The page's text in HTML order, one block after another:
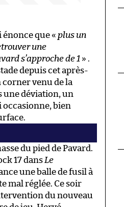
énonce que « plus un
une
s’approche de 1 » .
depuis cet après-
corner venu de la
une déviation, un
occasionne, bien
du pied de Pavard.
17 dans Le
une balle de fusil à
mal réglée. Ce soir
du nouveau